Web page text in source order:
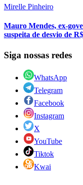
Mirelle Pinheiro
Mauro Mendes, ex-
suspeita de desvio de
Siga nossas redes
WhatsApp
Telegram
Facebook
Instagram
X
YouTube
Tiktok
Kwai